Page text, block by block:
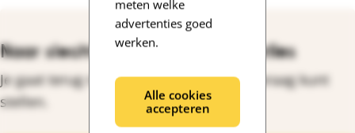
meten welke
advertenties goed
werken.
Alle cookies
accepteren
Naar slecht horen en gehoorverlies
Je gaat terug naar de pagina waar je je vraag kunt
stellen.